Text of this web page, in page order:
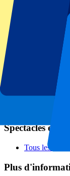
Championnats
Ligue des
Premier League
Spectacles et
Tous les
Plus